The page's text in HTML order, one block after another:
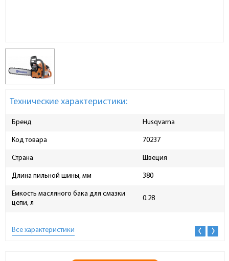
Технические характеристики:
Бренд Husqvarna
Код товара 70237
Страна Швеция
Длина пильной шины, мм 380
Ёмкость масляного бака для смазки
цепи, л
0.28
Все характеристики